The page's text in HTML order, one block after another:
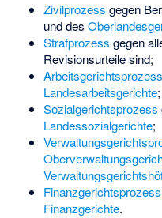
Zivilprozess gegen
und des
Strafprozess gegen
Revisionsurteile sind;
Arbeitsgerichtsprozess
Landesarbeitsgerichte;
Sozialgerichtsprozess
Landessozialgerichte;
Finanzgerichtsprozess
Finanzgerichte.